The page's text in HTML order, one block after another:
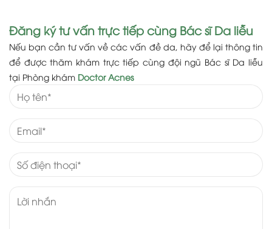
Đăng ký tư vấn trực tiếp cùng Bác sĩ Da liễu
Nếu bạn cần tư vấn về các vấn đề da, hãy để lại thông tin
để được thăm khám trực tiếp cùng đội ngũ Bác sĩ Da liễu
tại Phòng khám Doctor Acnes